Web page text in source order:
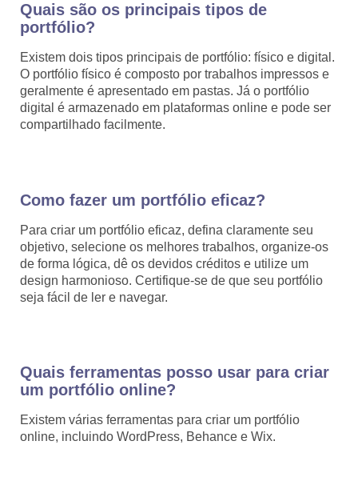
Quais são os principais tipos de
portfólio?
Existem dois tipos principais de portfólio: físico e digital.
O portfólio físico é composto por trabalhos impressos e
geralmente é apresentado em pastas. Já o portfólio
digital é armazenado em plataformas online e pode ser
compartilhado facilmente.
Como fazer um portfólio eficaz?
Para criar um portfólio eficaz, defina claramente seu
objetivo, selecione os melhores trabalhos, organize-os
de forma lógica, dê os devidos créditos e utilize um
design harmonioso. Certifique-se de que seu portfólio
seja fácil de ler e navegar.
Quais ferramentas posso usar para criar
um portfólio online?
Existem várias ferramentas para criar um portfólio
online, incluindo WordPress, Behance e Wix.